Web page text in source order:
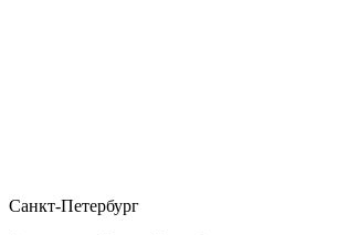
Санкт-Петербург